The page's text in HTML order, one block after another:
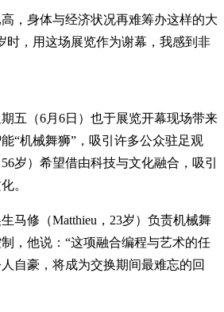
，身体与经济状况再难筹办这样的大
时，用这场展览作为谢幕，我感到非
五（6月6日）也于展览开幕现场带来
“机械舞狮”，吸引许多公众驻足观
岁）希望借由科技与文化融合，吸引
。
马修（Matthieu，23岁）负责机械舞
，他说：“这项融合编程与艺术的任
自豪，将成为交换期间最难忘的回